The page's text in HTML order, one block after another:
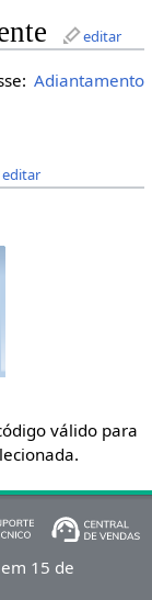
editar
Adiantamento
editar
válido para
15 de